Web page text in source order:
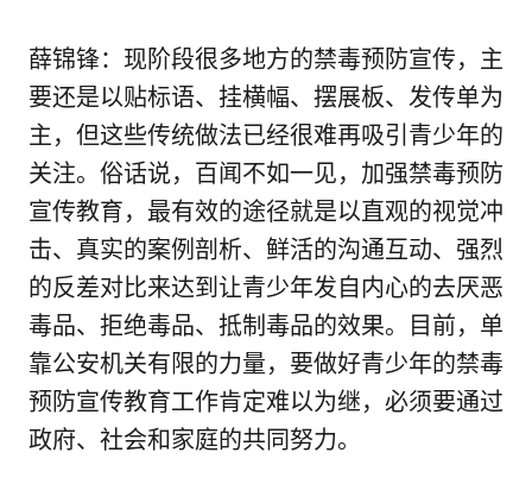
薛锦锋：现阶段很多地方的禁毒预防宣传，主
要还是以贴标语、挂横幅、摆展板、发传单为
主，但这些传统做法已经很难再吸引青少年的
关注。俗话说，百闻不如一见，加强禁毒预防
宣传教育，最有效的途径就是以直观的视觉冲
击、真实的案例剖析、鲜活的沟通互动、强烈
的反差对比来达到让青少年发自内心的去厌恶
毒品、拒绝毒品、抵制毒品的效果。目前，单
靠公安机关有限的力量，要做好青少年的禁毒
预防宣传教育工作肯定难以为继，必须要通过
政府、社会和家庭的共同努力。